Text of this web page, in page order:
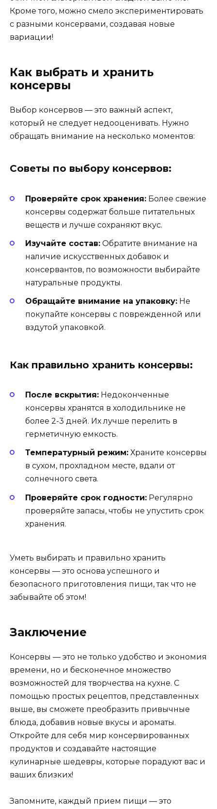
Кроме того, можно смело экспериментировать
с разными консервами, создавая новые
вариации!
Как выбрать и хранить
консервы
Выбор консервов — это важный аспект,
который не следует недооценивать. Нужно
обращать внимание на несколько моментов:
Советы по выбору консервов:
Проверяйте срок хранения: Более свежие
консервы содержат больше питательных
веществ и лучше сохраняют вкус.
Изучайте состав: Обратите внимание на
наличие искусственных добавок и
консервантов, по возможности выбирайте
натуральные продукты.
Обращайте внимание на упаковку: Не
покупайте консервы с поврежденной или
вздутой упаковкой.
Как правильно хранить консервы:
После вскрытия: Недоконченные
консервы хранятся в холодильнике не
более 2-3 дней. Их лучше перелить в
герметичную емкость.
Температурный режим: Храните консервы
в сухом, прохладном месте, вдали от
солнечного света.
Проверяйте срок годности: Регулярно
проверяйте запасы, чтобы не упустить срок
хранения.
Уметь выбирать и правильно хранить
консервы — это основа успешного и
безопасного приготовления пищи, так что не
забывайте об этом!
Заключение
Консервы — это не только удобство и экономия
времени, но и бесконечное множество
возможностей для творчества на кухне. С
помощью простых рецептов, представленных
выше, вы сможете преобразить привычные
блюда, добавив новые вкусы и ароматы.
Откройте для себя мир консервированных
продуктов и создавайте настоящие
кулинарные шедевры, которые порадуют вас и
ваших близких!
Запомните, каждый прием пищи — это